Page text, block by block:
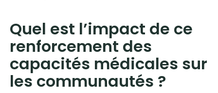
Quel est l’impact de ce
renforcement des
capacités médicales sur
les communautés ?